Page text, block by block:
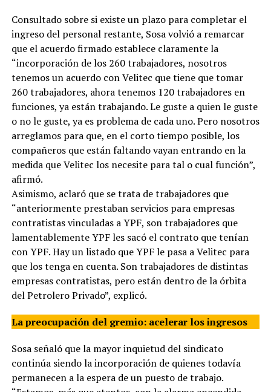
Consultado sobre si existe un plazo para completar el
ingreso del personal restante, Sosa volvió a remarcar
que el acuerdo firmado establece claramente la
“incorporación de los 260 trabajadores, nosotros
tenemos un acuerdo con Velitec que tiene que tomar
260 trabajadores, ahora tenemos 120 trabajadores en
funciones, ya están trabajando. Le guste a quien le guste
o no le guste, ya es problema de cada uno. Pero nosotros
arreglamos para que, en el corto tiempo posible, los
compañeros que están faltando vayan entrando en la
medida que Velitec los necesite para tal o cual función”,
afirmó.
Asimismo, aclaró que se trata de trabajadores que
“anteriormente prestaban servicios para empresas
contratistas vinculadas a YPF, son trabajadores que
lamentablemente YPF les sacó el contrato que tenían
con YPF. Hay un listado que YPF le pasa a Velitec para
que los tenga en cuenta. Son trabajadores de distintas
empresas contratistas, pero están dentro de la órbita
del Petrolero Privado”, explicó.
La preocupación del gremio: acelerar los ingresos
Sosa señaló que la mayor inquietud del sindicato
continúa siendo la incorporación de quienes todavía
permanecen a la espera de un puesto de trabajo.